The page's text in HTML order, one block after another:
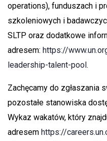
operations), funduszach i
szkoleniowych i
SLTP oraz dodatkowe
adresem: https://
leadership-talent-pool.
Zachęcamy do zgłaszania
pozostałe stanowiska
Wykaz wakatów, który
adresem https://